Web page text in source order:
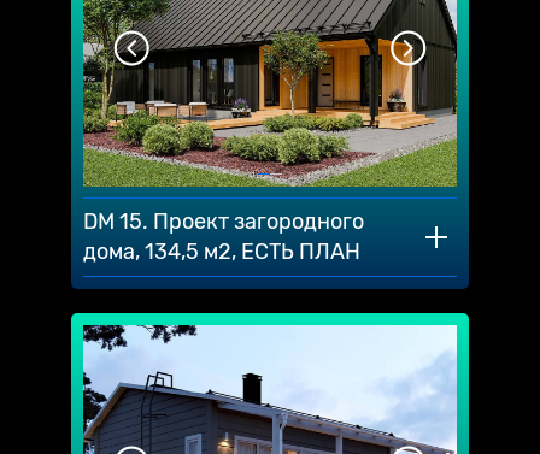
DM 15. Проект загородного
дома, 134,5 м2, ЕСТЬ ПЛАН